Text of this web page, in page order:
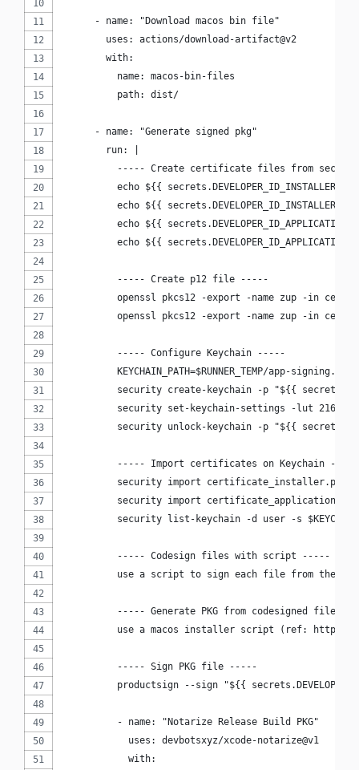
      - name: "Download macos bin file"
        uses: actions/download-artifact@v2
        with:
          name: macos-bin-files
          path: dist/
      - name: "Generate signed pkg"
        run: |
----- Create certificate files from
echo ${{
echo ${{
echo ${{
echo ${{
          ----- Create p12 file -----
openssl pkcs12 -export -name zup -in
openssl pkcs12 -export -name zup -in
          ----- Configure Keychain -----
KEYCHAIN_PATH=$RUNNER_TEMP/app-
security create-keychain -p "${{
security set-keychain-settings -lut 21600
security unlock-keychain -p "${{
          ----- Import certificates on Keychain -----
security import certificate_installer.p12
security import
security list-keychain -d user -s
          ----- Codesign files with script -----
use a script to sign each file from the
----- Generate PKG from codesigned files
use a macos installer script (ref:
          ----- Sign PKG file -----
productsign --sign "${{
          - name: "Notarize Release Build PKG"
            uses: devbotsxyz/xcode-notarize@v1
            with: